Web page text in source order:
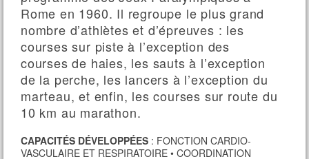
Rome en 1960. Il regroupe le plus grand
nombre d’athlètes et d’épreuves : les
courses sur piste à l’exception des
courses de haies, les sauts à l’exception
de la perche, les lancers à l’exception du
marteau, et enfin, les courses sur route du
10 km au marathon.
CAPACITÉS DÉVELOPPÉES : FONCTION CARDIO-
VASCULAIRE ET RESPIRATOIRE • COORDINATION